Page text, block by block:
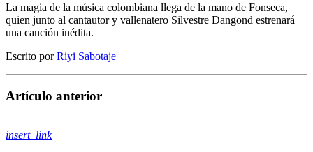
La magia de la música colombiana llega de la mano de Fonseca,
quien junto al cantautor y vallenatero Silvestre Dangond estrenará
una canción inédita.
Escrito porRiyi Sabotaje
Artículo anterior
insert_link